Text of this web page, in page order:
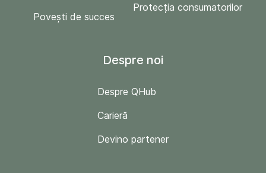
Povești de succes
Protecția consumatorilor
Despre noi
Despre QHub
Carieră
Devino partener